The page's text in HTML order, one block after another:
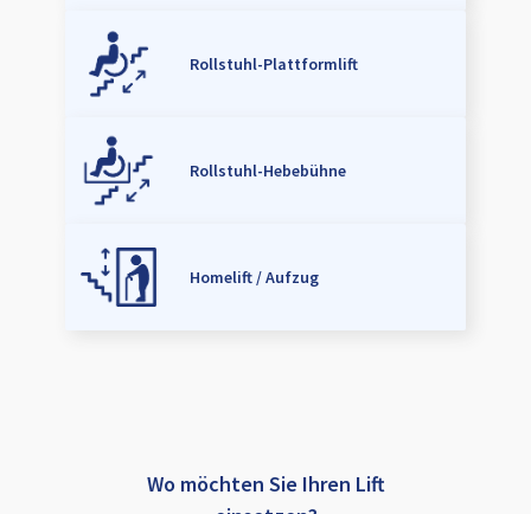
Rollstuhl-Plattformlift
Rollstuhl-Hebebühne
Homelift / Aufzug
Wo möchten Sie Ihren Lift